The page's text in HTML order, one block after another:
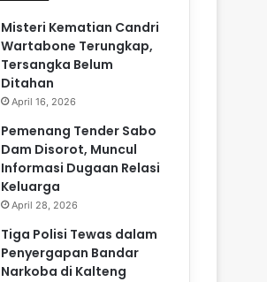
Misteri Kematian Candri
Wartabone Terungkap,
Tersangka Belum
Ditahan
April 16, 2026
Pemenang Tender Sabo
Dam Disorot, Muncul
Informasi Dugaan Relasi
Keluarga
April 28, 2026
Tiga Polisi Tewas dalam
Penyergapan Bandar
Narkoba di Kalteng